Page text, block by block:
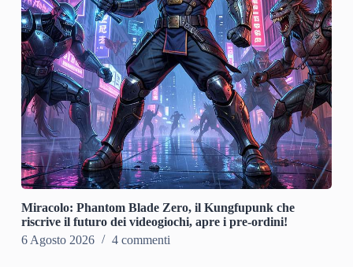
Miracolo: Phantom Blade Zero, il Kungfupunk che
riscrive il futuro dei videogiochi, apre i pre-ordini!
6 Agosto 2026
4 commenti